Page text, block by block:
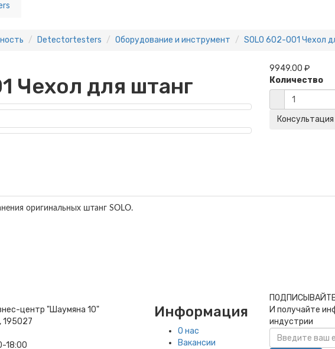
Detectortesters Оборудование и инструмент SOLO 602-001 Чехол
Чехол для штанг
9949.00 ₽
Количество
оригинальных штанг SOLO.
центр "Шаумяна 10"
195027
18:00
Информация
О нас
Вакансии
И получайте
индустрии